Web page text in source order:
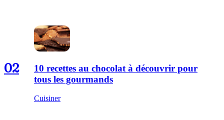
02
10 recettes au chocolat à découvrir pour
tous les gourmands
Cuisiner